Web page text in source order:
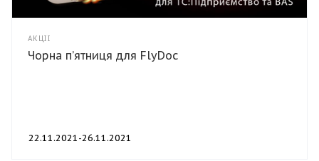
АКЦІЇ
Чорна п’ятниця для FlyDoc
22.11.2021-26.11.2021